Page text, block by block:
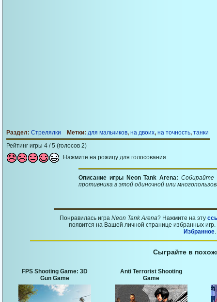
Раздел: Стрелялки Метки: для мальчиков, на двоих, на точность, танки
Рейтинг игры 4 / 5 (голосов 2)
Нажмите на рожицу для голосования.
Описание игры Neon Tank Arena: Собирайте
противника в этой одиночной или
Понравилась игра Neon Tank Arena? Нажмите на эту
появится на Вашей личной странице избранных
Избранное.
Сыграйте в
FPS Shooting Game: 3D
Gun Game
Anti Terrorist Shooting
Game